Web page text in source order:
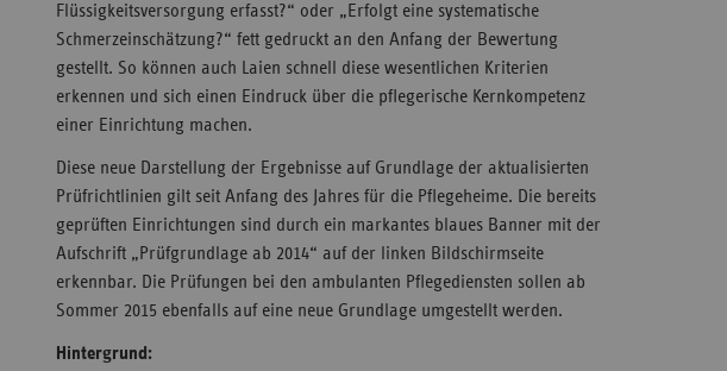
Flüssigkeitsversorgung erfasst?“ oder „Erfolgt eine systematische
Schmerzeinschätzung?“ fett gedruckt an den Anfang der Bewertung
gestellt. So können auch Laien schnell diese wesentlichen Kriterien
erkennen und sich einen Eindruck über die pflegerische Kernkompetenz
einer Einrichtung machen.
Diese neue Darstellung der Ergebnisse auf Grundlage der aktualisierten
Prüfrichtlinien gilt seit Anfang des Jahres für die Pflegeheime. Die bereits
geprüften Einrichtungen sind durch ein markantes blaues Banner mit der
Aufschrift „Prüfgrundlage ab 2014“ auf der linken Bildschirmseite
erkennbar. Die Prüfungen bei den ambulanten Pflegediensten sollen ab
Sommer 2015 ebenfalls auf eine neue Grundlage umgestellt werden.
Hintergrund: